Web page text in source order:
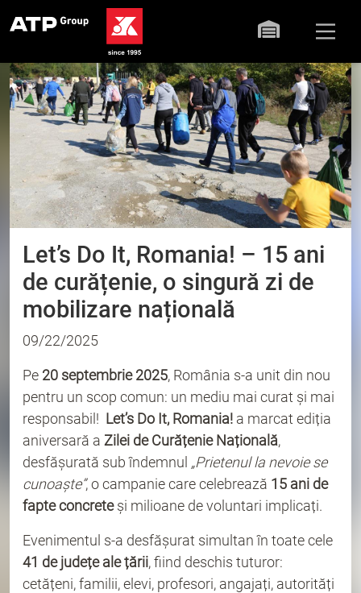
Let’s Do It, Romania! – 15 ani
de curățenie, o singură zi de
mobilizare națională
09/22/2025
Pe 20 septembrie 2025, România s-a unit din nou
pentru un scop comun: un mediu mai curat și mai
responsabil! Let’s Do It, Romania! a marcat ediția
aniversară a Zilei de Curățenie Națională,
desfășurată sub îndemnul „Prietenul la nevoie se
cunoaște”, o campanie care celebrează 15 ani de
fapte concreteși milioane de voluntari implicați.
Evenimentul s-a desfășurat simultan în toate cele
41 de județe ale țării, fiind deschis tuturor:
cetățeni, familii, elevi, profesori, angajați, autorități